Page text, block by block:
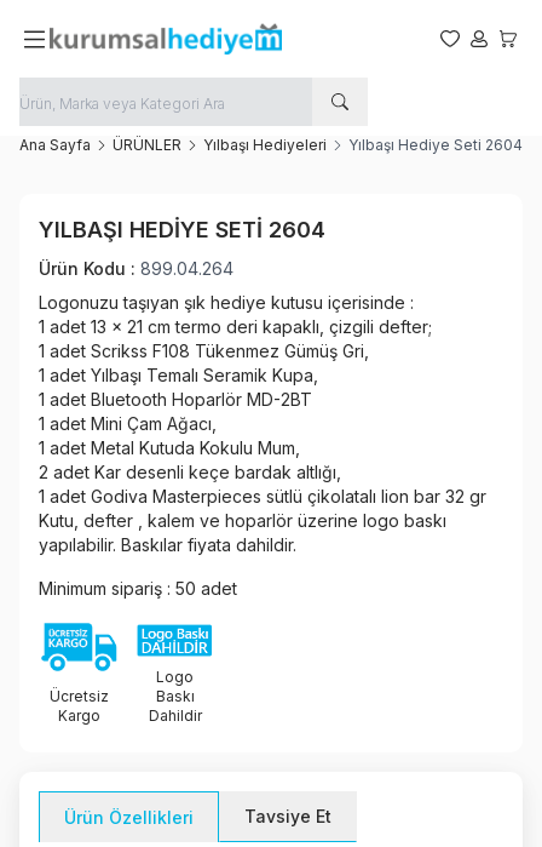
Favorilerim
Hesabım
Ana Sayfa ÜRÜNLER Yılbaşı Hediyeleri Yılbaşı Hediye Seti 2604
YILBAŞI HEDIYE SETI 2604
Ürün Kodu : 899.04.264
Logonuzu taşıyan şık hediye kutusu içerisinde :
1 adet 13 x 21 cm termo deri kapaklı, çizgili defter;
1 adet Scrikss F108 Tükenmez Gümüş Gri,
1 adet Yılbaşı Temalı Seramik Kupa,
1 adet Bluetooth Hoparlör MD-2BT
1 adet Mini Çam Ağacı,
1 adet Metal Kutuda Kokulu Mum,
2 adet Kar desenli keçe bardak altlığı,
1 adet Godiva Masterpieces sütlü çikolatalı lion bar 32 gr
Kutu, defter , kalem ve hoparlör üzerine logo baskı
yapılabilir. Baskılar fiyata dahildir.
Minimum sipariş : 50 adet
Ücretsiz
Kargo
Logo
Baskı
Dahildir
Ürün Özellikleri Tavsiye Et